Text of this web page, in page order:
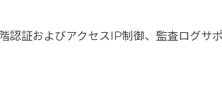
証およびアクセスIP制御、監査ログサ